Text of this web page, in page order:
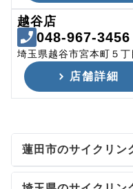
越谷店
048-967-3456
埼玉県越谷市宮本町５丁
店舗詳細
蓮田市のサイクリン